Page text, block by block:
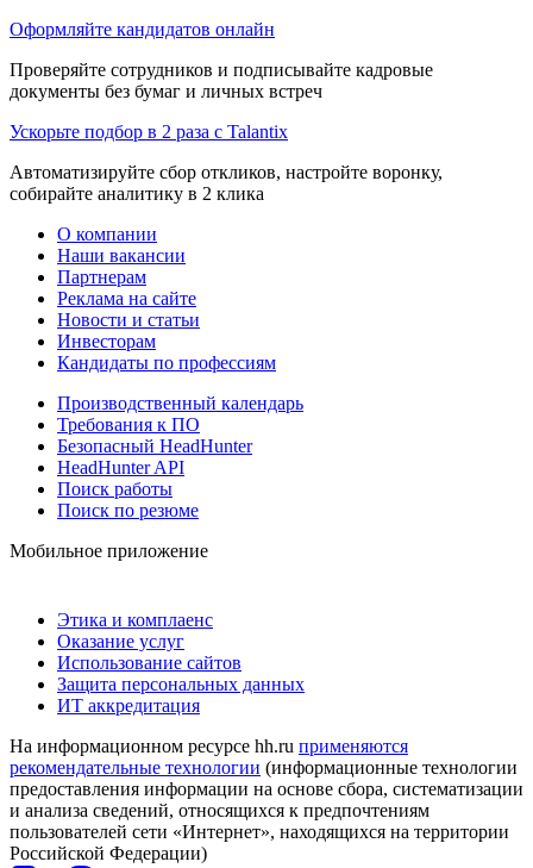
Оформляйте кандидатов онлайн
Проверяйте сотрудников и подписывайте кадровые
документы без бумаг и личных встреч
Ускорьте подбор в 2 раза с Talantix
Автоматизируйте сбор откликов, настройте воронку,
собирайте аналитику в 2 клика
О компании
Наши вакансии
Партнерам
Реклама на сайте
Новости и статьи
Инвесторам
Кандидаты по профессиям
Производственный календарь
Требования к ПО
Безопасный HeadHunter
HeadHunter API
Поиск работы
Поиск по резюме
Мобильное приложение
Этика и комплаенс
Оказание услуг
Использование сайтов
Защита персональных данных
ИТ аккредитация
На информационном ресурсе hh.ru применяются
рекомендательные технологии (информационные технологии
предоставления информации на основе сбора, систематизации
и анализа сведений, относящихся к предпочтениям
пользователей сети «Интернет», находящихся на территории
Российской Федерации)